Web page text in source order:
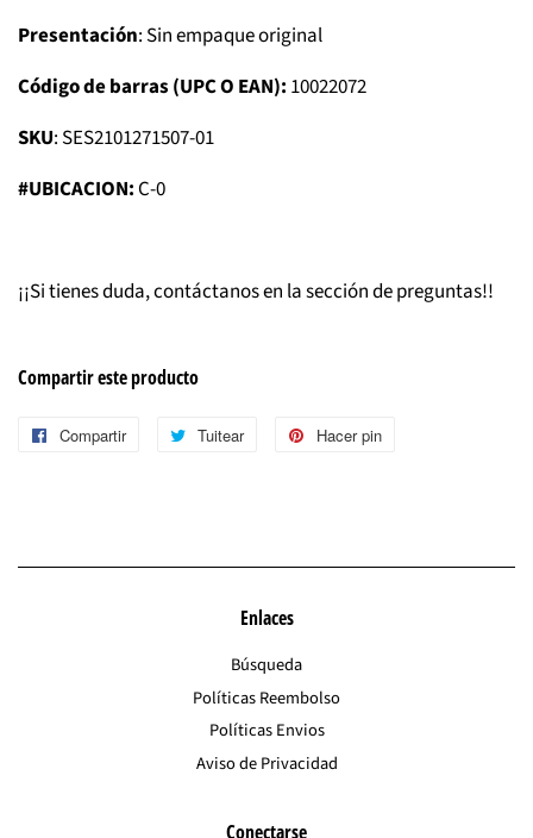
Presentación: Sin empaque original
Código de barras (UPC O EAN): 10022072
SKU: SES2101271507-01
#UBICACION: C-0
¡¡Si tienes duda, contáctanos en la sección de preguntas!!
Compartir este producto
Compartir
CompartirTuitear
Tuitear
Hacer pin
Enlaces
Búsqueda
Políticas Reembolso
Políticas Envios
Aviso de Privacidad
Conectarse